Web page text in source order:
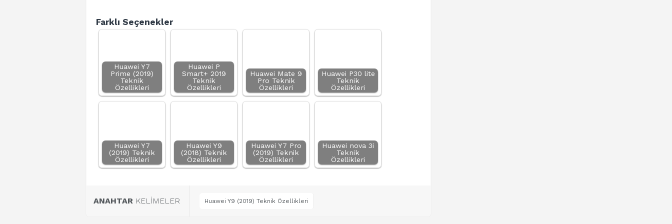
Farklı Seçenekler
Huawei Y7
Prime (2019)
Teknik
Özellikleri
Huawei P
Smart+ 2019
Teknik
Özellikleri
Huawei Mate 9
Pro Teknik
Özellikleri
Huawei P30 lite
Teknik
Özellikleri
Huawei Y7
(2019) Teknik
Özellikleri
Huawei Y9
(2018) Teknik
Özellikleri
Huawei Y7 Pro
(2019) Teknik
Özellikleri
Huawei nova 3i
Teknik
Özellikleri
ANAHTAR KELİMELER Huawei Y9 (2019) Teknik Özellikleri